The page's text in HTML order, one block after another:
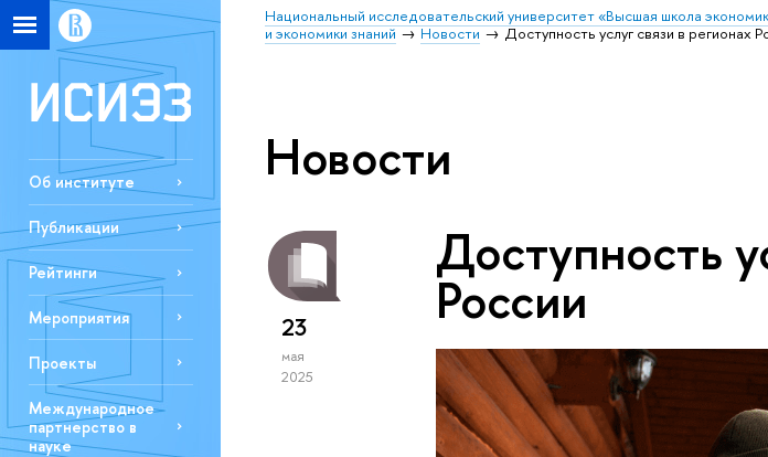
Национальный исследовательский университет «Высшая школа
и экономики знаний
Новости Доступность услуг связи в регионах
Об институте
Публикации
Рейтинги
Мероприятия
Проекты
Международное
партнерство в
науке
Новости
23
мая
2025
Доступность
России